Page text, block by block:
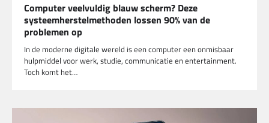
Computer veelvuldig blauw scherm? Deze
systeemherstelmethoden lossen 90% van de
problemen op
In de moderne digitale wereld is een computer een onmisbaar
hulpmiddel voor werk, studie, communicatie en entertainment.
Toch komt het…